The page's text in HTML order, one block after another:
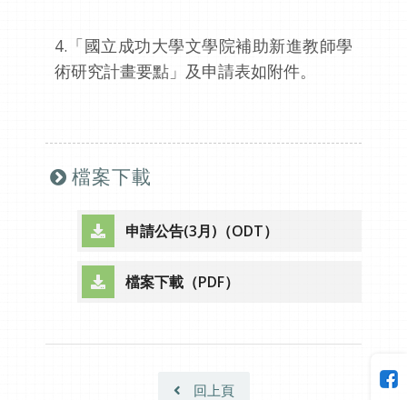
4.「國立成功大學文學院補助新進教師學
術研究計畫要點」及申請表如附件。
檔案下載
申請公告(3月)（ODT）
（另開新視窗）
檔案下載（PDF）
（另開新視窗）
回上頁